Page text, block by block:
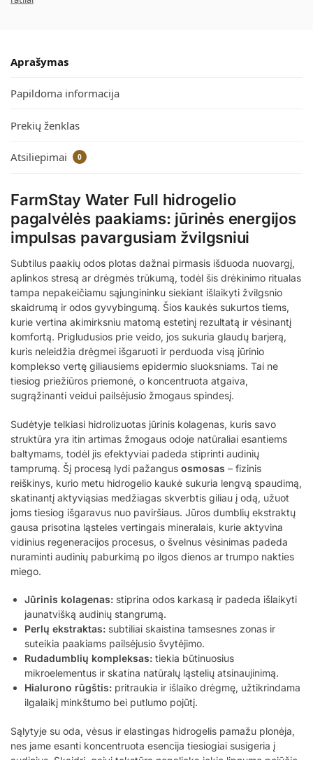
Aprašymas
Papildoma informacija
Prekių ženklas
Atsiliepimai 0
FarmStay Water Full hidrogelio
pagalvėlės paakiams: jūrinės energijos
impulsas pavargusiam žvilgsniui
Subtilus paakių odos plotas dažnai pirmasis išduoda nuovargį,
aplinkos stresą ar drėgmės trūkumą, todėl šis drėkinimo ritualas
tampa nepakeičiamu sąjungininku siekiant išlaikyti žvilgsnio
skaidrumą ir odos gyvybingumą. Šios kaukės sukurtos tiems,
kurie vertina akimirksniu matomą estetinį rezultatą ir vėsinantį
komfortą. Prigludusios prie veido, jos sukuria glaudų barjerą,
kuris neleidžia drėgmei išgaruoti ir perduoda visą jūrinio
komplekso vertę giliausiems epidermio sluoksniams. Tai ne
tiesiog priežiūros priemonė, o koncentruota atgaiva,
sugrąžinanti veidui pailsėjusio žmogaus spindesį.
Sudėtyje telkiasi hidrolizuotas jūrinis kolagenas, kuris savo
struktūra yra itin artimas žmogaus odoje natūraliai esantiems
baltymams, todėl jis efektyviai padeda stiprinti audinių
tamprumą. Šį procesą lydi pažangus osmosas – fizinis
reiškinys, kurio metu hidrogelio kaukė sukuria lengvą spaudimą,
skatinantį aktyviąsias medžiagas skverbtis giliau į odą, užuot
joms tiesiog išgaravus nuo paviršiaus. Jūros dumblių ekstraktų
gausa prisotina ląsteles vertingais mineralais, kurie aktyvina
vidinius regeneracijos procesus, o švelnus vėsinimas padeda
nuraminti audinių paburkimą po ilgos dienos ar trumpo nakties
miego.
Jūrinis kolagenas: stiprina odos karkasą ir padeda išlaikyti
jaunatvišką audinių stangrumą.
Perlų ekstraktas: subtiliai skaistina tamsesnes zonas ir
suteikia paakiams pailsėjusio švytėjimo.
Rudadumblių kompleksas: tiekia būtinuosius
mikroelementus ir skatina natūralų ląstelių atsinaujinimą.
Hialurono rūgštis: pritraukia ir išlaiko drėgmę, užtikrindama
ilgalaikį minkštumo bei putlumo pojūtį.
Sąlytyje su oda, vėsus ir elastingas hidrogelis pamažu plonėja,
nes jame esanti koncentruota esencija tiesiogiai susigeria į